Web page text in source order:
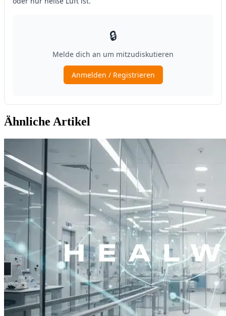
Ähnliche Artikel